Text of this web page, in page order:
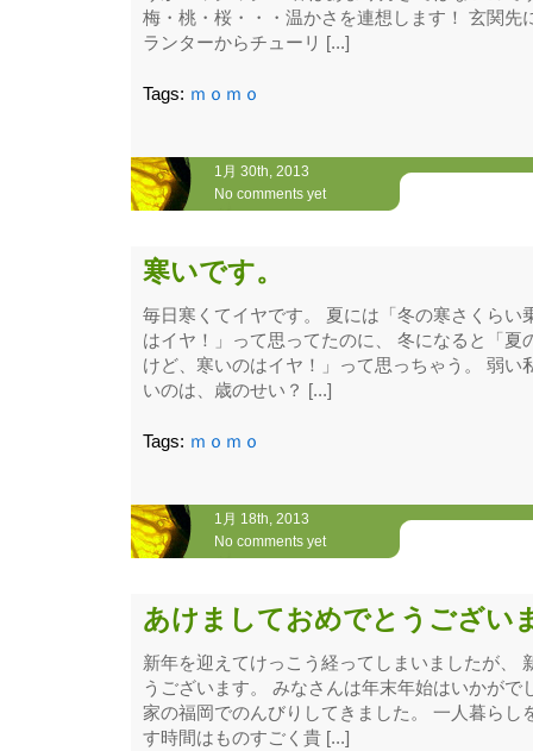
梅・桃・桜・・・温かさを連想します！ 玄関先
ランターからチューリ [...]
Tags: ｍｏｍｏ
1月 30th, 2013
No comments yet
寒いです。
毎日寒くてイヤです。 夏には「冬の寒さくらい
はイヤ！」って思ってたのに、 冬になると「夏
けど、寒いのはイヤ！」って思っちゃう。 弱い
いのは、歳のせい？ [...]
Tags: ｍｏｍｏ
1月 18th, 2013
No comments yet
あけましておめでとうござい
新年を迎えてけっこう経ってしまいましたが、
うございます。 みなさんは年末年始はいかがで
家の福岡でのんびりしてきました。 一人暮らし
す時間はものすごく貴 [...]